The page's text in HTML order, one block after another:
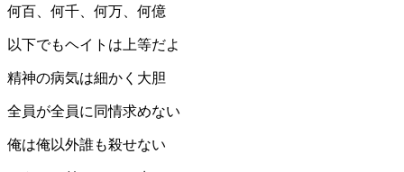
何百、何千、何万、何億
以下でもヘイトは上等だよ
精神の病気は細かく大胆
全員が全員に同情求めない
俺は俺以外誰も殺せない